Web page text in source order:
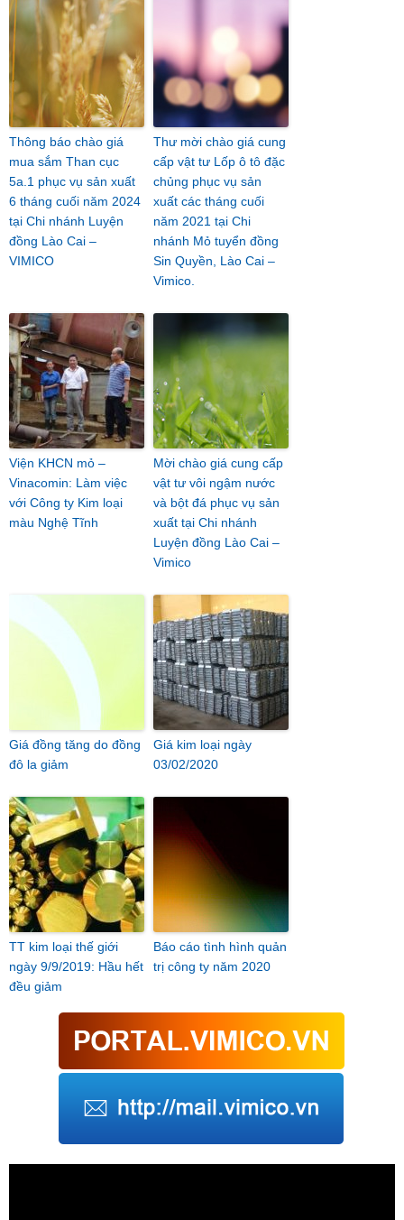
Thông báo chào giá
mua sắm Than cục
5a.1 phục vụ sản xuất
6 tháng cuối năm 2024
tại Chi nhánh Luyện
đồng Lào Cai –
VIMICO
Thư mời chào giá cung
cấp vật tư Lốp ô tô đặc
chủng phục vụ sản
xuất các tháng cuối
năm 2021 tại Chi
nhánh Mỏ tuyển đồng
Sin Quyền, Lào Cai –
Vimico.
Viện KHCN mỏ –
Vinacomin: Làm việc
với Công ty Kim loại
màu Nghệ Tĩnh
Mời chào giá cung cấp
vật tư vôi ngậm nước
và bột đá phục vụ sản
xuất tại Chi nhánh
Luyện đồng Lào Cai –
Vimico
Giá đồng tăng do đồng
đô la giảm
Giá kim loại ngày
03/02/2020
TT kim loại thế giới
ngày 9/9/2019: Hầu hết
đều giảm
Báo cáo tình hình quản
trị công ty năm 2020